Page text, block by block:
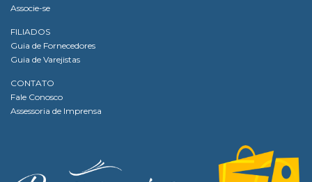
Associe-se
FILIADOS
Guia de Fornecedores
Guia de Varejistas
CONTATO
Fale Conosco
Assessoria de Imprensa